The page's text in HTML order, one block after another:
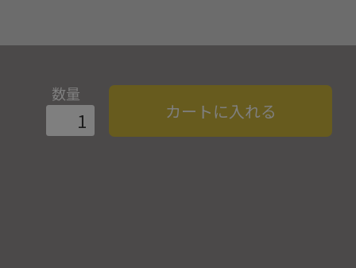
数量
カートに入れる